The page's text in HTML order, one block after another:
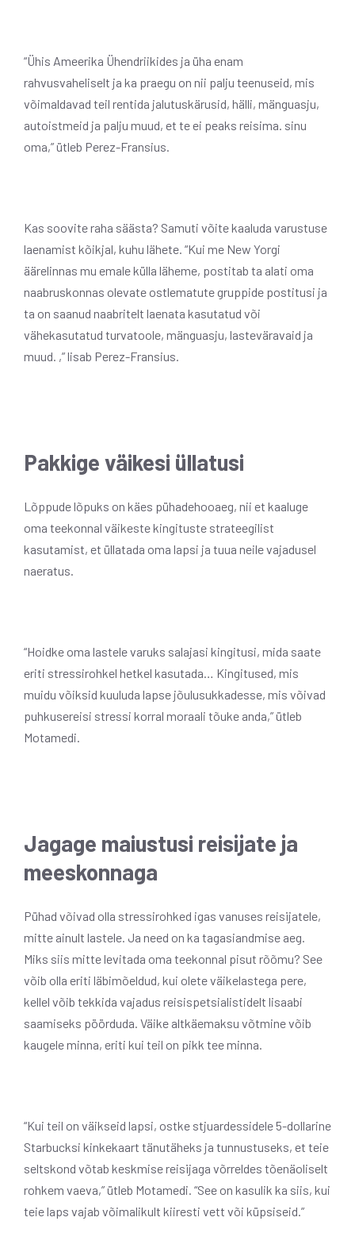
“Ühis Ameerika Ühendriikides ja üha enam
rahvusvaheliselt ja ka praegu on nii palju teenuseid, mis
võimaldavad teil rentida jalutuskärusid, hälli, mänguasju,
autoistmeid ja palju muud, et te ei peaks reisima. sinu
oma,” ütleb Perez-Fransius.
Kas soovite raha säästa? Samuti võite kaaluda varustuse
laenamist kõikjal, kuhu lähete. “Kui me New Yorgi
äärelinnas mu emale külla läheme, postitab ta alati oma
naabruskonnas olevate ostlematute gruppide postitusi ja
ta on saanud naabritelt laenata kasutatud või
vähekasutatud turvatoole, mänguasju, lasteväravaid ja
muud. ,” lisab Perez-Fransius.
Pakkige väikesi üllatusi
Lõppude lõpuks on käes pühadehooaeg, nii et kaaluge
oma teekonnal väikeste kingituste strateegilist
kasutamist, et üllatada oma lapsi ja tuua neile vajadusel
naeratus.
“Hoidke oma lastele varuks salajasi kingitusi, mida saate
eriti stressirohkel hetkel kasutada… Kingitused, mis
muidu võiksid kuuluda lapse jõulusukkadesse, mis võivad
puhkusereisi stressi korral moraali tõuke anda,” ütleb
Motamedi.
Jagage maiustusi reisijate ja
meeskonnaga
Pühad võivad olla stressirohked igas vanuses reisijatele,
mitte ainult lastele. Ja need on ka tagasiandmise aeg.
Miks siis mitte levitada oma teekonnal pisut rõõmu? See
võib olla eriti läbimõeldud, kui olete väikelastega pere,
kellel võib tekkida vajadus reisispetsialistidelt lisaabi
saamiseks pöörduda. Väike altkäemaksu võtmine võib
kaugele minna, eriti kui teil on pikk tee minna.
“Kui teil on väikseid lapsi, ostke stjuardessidele 5-dollarine
Starbucksi kinkekaart tänutäheks ja tunnustuseks, et teie
seltskond võtab keskmise reisijaga võrreldes tõenäoliselt
rohkem vaeva,” ütleb Motamedi. “See on kasulik ka siis, kui
teie laps vajab võimalikult kiiresti vett või küpsiseid.”